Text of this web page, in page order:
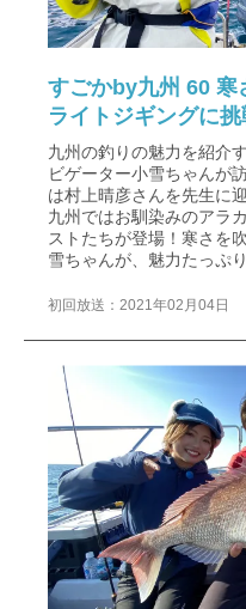
すごかby九州 60 寒
ライトジギングに挑
九州の釣りの魅力を紹介
ビゲーター小雪ちゃんが
は村上晴彦さんを先生に
九州ではお馴染みのアラ
ストたちが登場！寒さを
雪ちゃんが、魅力たっぷ
初回放送：2021年02月04日